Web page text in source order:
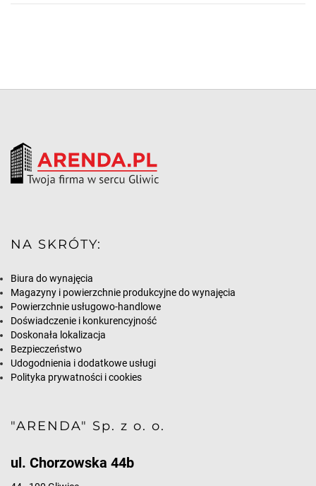
NA SKRÓTY:
Biura do wynajęcia
Magazyny i powierzchnie produkcyjne do wynajęcia
Powierzchnie usługowo-handlowe
Doświadczenie i konkurencyjność
Doskonała lokalizacja
Bezpieczeństwo
Udogodnienia i dodatkowe usługi
Polityka prywatności i cookies
"ARENDA" Sp. z o. o.
ul. Chorzowska 44b